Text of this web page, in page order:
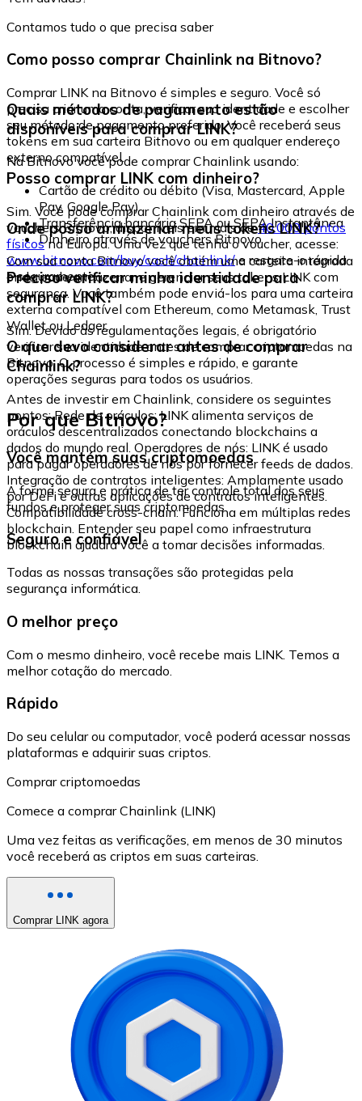
Contamos tudo o que precisa saber
Como posso comprar Chainlink na Bitnovo?
Comprar LINK na Bitnovo é simples e seguro. Você só
precisa criar uma conta, verificar sua identidade e escolher
seu método de pagamento preferido. Você receberá seus
tokens em sua carteira Bitnovo ou em qualquer endereço
externo compatível.
Quais métodos de pagamento estão
disponíveis para comprar LINK?
Na Bitnovo você pode comprar Chainlink usando:
Cartão de crédito ou débito (Visa, Mastercard, Apple
Pay, Google Pay)
Transferência bancária SEPA ou SEPA Instantânea
Dinheiro através de vouchers Bitnovo
Posso comprar LINK com dinheiro?
Sim. Você pode comprar Chainlink com dinheiro através de
vouchers Bitnovo, disponíveis em mais de40.000 pontos
físicosna Europa. Uma vez que tenha o voucher, acesse:
www.bitnovo.com/buy/cash/chainlink/e resgate-o rápida
e seguramente.
Onde posso armazenar meus tokens LINK?
Com sua conta Bitnovo você obtém uma carteira integrada
onde pode armazenar e gerenciar seus tokens LINK com
segurança. Você também pode enviá-los para uma carteira
externa compatível com Ethereum, como Metamask, Trust
Wallet ou Ledger.
Preciso verificar minha identidade para
comprar LINK?
Sim. Devido às regulamentações legais, é obrigatório
verificar sua identidade antes de comprar criptomoedas na
Bitnovo. O processo é simples e rápido, e garante
operações seguras para todos os usuários.
O que devo considerar antes de comprar
Chainlink?
Antes de investir em Chainlink, considere os seguintes
pontos: Rede de oráculos: LINK alimenta serviços de
oráculos descentralizados conectando blockchains a
dados do mundo real. Operadores de nós: LINK é usado
para pagar operadores de nós por fornecer feeds de dados.
Integração de contratos inteligentes: Amplamente usado
por DeFi e outras aplicações de contratos inteligentes.
Compatibilidade cross-chain: Funciona em múltiplas redes
blockchain. Entender seu papel como infraestrutura
blockchain ajudará você a tomar decisões informadas.
Por que Bitnovo?
Você mantém suas criptomoedas
A forma segura e prática de ter controle total dos seus
fundos e proteger suas criptomoedas.
Seguro e confiável
Todas as nossas transações são protegidas pela
segurança informática.
O melhor preço
Com o mesmo dinheiro, você recebe mais LINK. Temos a
melhor cotação do mercado.
Rápido
Do seu celular ou computador, você poderá acessar nossas
plataformas e adquirir suas criptos.
Comprar criptomoedas
Comece a comprar Chainlink (LINK)
Uma vez feitas as verificações, em menos de 30 minutos
você receberá as criptos em suas carteiras.
Comprar LINK agora